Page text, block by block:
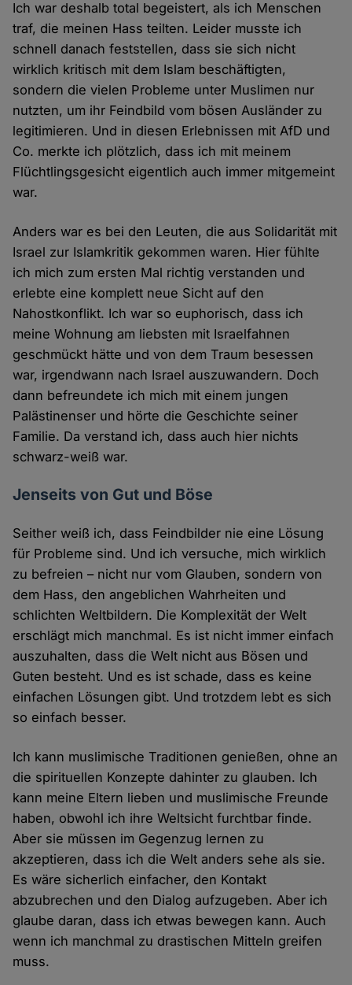
Ich war deshalb total begeistert, als ich Menschen
traf, die meinen Hass teilten. Leider musste ich
schnell danach feststellen, dass sie sich nicht
wirklich kritisch mit dem Islam beschäftigten,
sondern die vielen Probleme unter Muslimen nur
nutzten, um ihr Feindbild vom bösen Ausländer zu
legitimieren. Und in diesen Erlebnissen mit AfD und
Co. merkte ich plötzlich, dass ich mit meinem
Flüchtlingsgesicht eigentlich auch immer mitgemeint
war.
Anders war es bei den Leuten, die aus Solidarität mit
Israel zur Islamkritik gekommen waren. Hier fühlte
ich mich zum ersten Mal richtig verstanden und
erlebte eine komplett neue Sicht auf den
Nahostkonflikt. Ich war so euphorisch, dass ich
meine Wohnung am liebsten mit Israelfahnen
geschmückt hätte und von dem Traum besessen
war, irgendwann nach Israel auszuwandern. Doch
dann befreundete ich mich mit einem jungen
Palästinenser und hörte die Geschichte seiner
Familie. Da verstand ich, dass auch hier nichts
schwarz-weiß war.
Jenseits von Gut und Böse
Seither weiß ich, dass Feindbilder nie eine Lösung
für Probleme sind. Und ich versuche, mich wirklich
zu befreien – nicht nur vom Glauben, sondern von
dem Hass, den angeblichen Wahrheiten und
schlichten Weltbildern. Die Komplexität der Welt
erschlägt mich manchmal. Es ist nicht immer einfach
auszuhalten, dass die Welt nicht aus Bösen und
Guten besteht. Und es ist schade, dass es keine
einfachen Lösungen gibt. Und trotzdem lebt es sich
so einfach besser.
Ich kann muslimische Traditionen genießen, ohne an
die spirituellen Konzepte dahinter zu glauben. Ich
kann meine Eltern lieben und muslimische Freunde
haben, obwohl ich ihre Weltsicht furchtbar finde.
Aber sie müssen im Gegenzug lernen zu
akzeptieren, dass ich die Welt anders sehe als sie.
Es wäre sicherlich einfacher, den Kontakt
abzubrechen und den Dialog aufzugeben. Aber ich
glaube daran, dass ich etwas bewegen kann. Auch
wenn ich manchmal zu drastischen Mitteln greifen
muss.